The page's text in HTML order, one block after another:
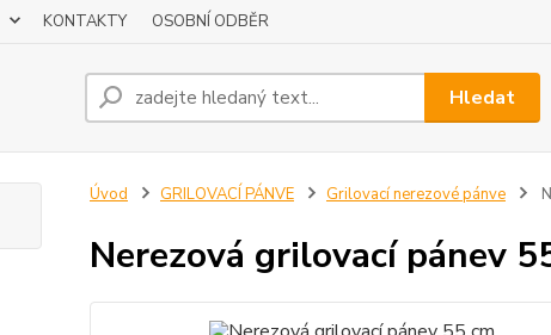
KONTAKTY OSOBNÍ ODBĚR
Hledat
Úvod GRILOVACÍ PÁNVE Grilovací nerezové pánve
Nerezová grilovací pánev